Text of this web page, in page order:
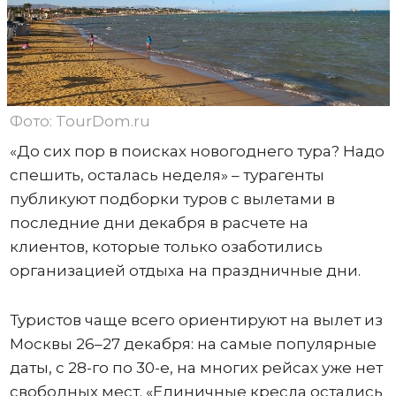
Фото: TourDom.ru
«До сих пор в поисках новогоднего тура? Надо
спешить, осталась неделя» – турагенты
публикуют подборки туров с вылетами в
последние дни декабря в расчете на
клиентов, которые только озаботились
организацией отдыха на праздничные дни.
Туристов чаще всего ориентируют на вылет из
Москвы 26–27 декабря: на самые популярные
даты, с 28-го по 30-е, на многих рейсах уже нет
свободных мест. «Единичные кресла остались